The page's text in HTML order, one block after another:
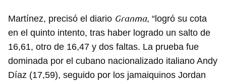
Martínez, precisó el diario Granma, “logró su cota
en el quinto intento, tras haber logrado un salto de
16,61, otro de 16,47 y dos faltas. La prueba fue
dominada por el cubano nacionalizado italiano Andy
Díaz (17,59), seguido por los jamaiquinos Jordan